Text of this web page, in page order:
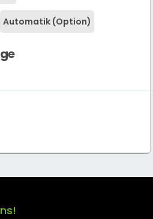
Automatik (Option)